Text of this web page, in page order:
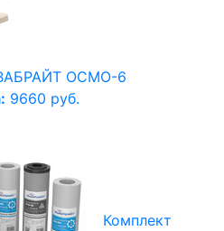
ОСМО-6
9660 руб.
Комплект